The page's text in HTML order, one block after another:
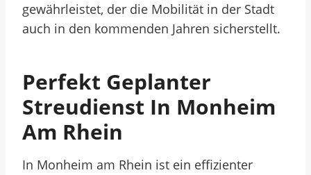
gewährleistet, der die Mobilität in der Stadt
auch in den kommenden Jahren sicherstellt.
Perfekt Geplanter
Streudienst In Monheim
Am Rhein
In Monheim am Rhein ist ein effizienter